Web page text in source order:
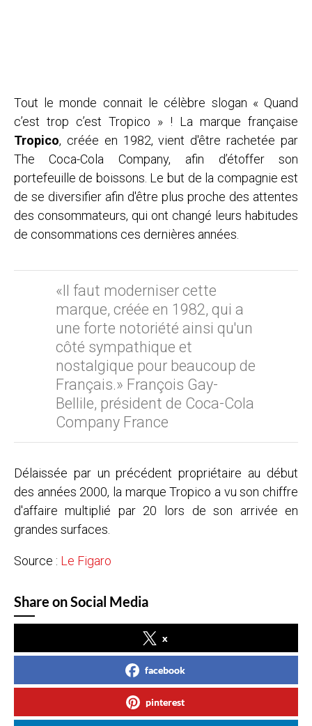
Tout le monde connait le célèbre slogan « Quand
c’est trop c’est Tropico » ! La marque française
Tropico, créée en 1982, vient d'être rachetée par
The Coca-Cola Company, afin d’étoffer son
portefeuille de boissons. Le but de la compagnie est
de se diversifier afin d'être plus proche des attentes
des consommateurs, qui ont changé leurs habitudes
de consommations ces dernières années.
«Il faut moderniser cette
marque, créée en 1982, qui a
une forte notoriété ainsi qu'un
côté sympathique et
nostalgique pour beaucoup de
Français.» François Gay-
Bellile, président de Coca-Cola
Company France
Délaissée par un précédent propriétaire au début
des années 2000, la marque Tropico a vu son chiffre
d'affaire multiplié par 20 lors de son arrivée en
grandes surfaces.
Source : Le Figaro
Share on Social Media
x
facebook
pinterest